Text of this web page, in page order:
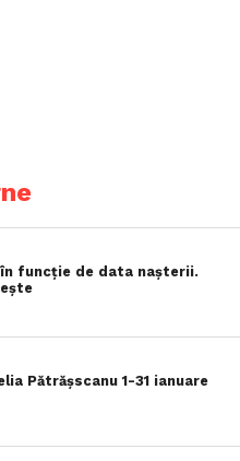
funcție de data nașterii.
Pătrășscanu 1-31 ianuare